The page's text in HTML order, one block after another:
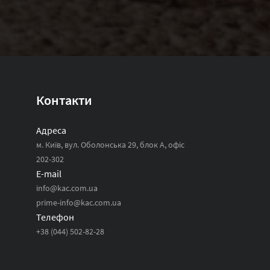
Контакти
Адреса
м. Київ, вул. Оболонська 29, блок А, офіс
202-302
E-mail
info@kac.com.ua
prime-info@kac.com.ua
Телефон
+38 (044) 502-82-28